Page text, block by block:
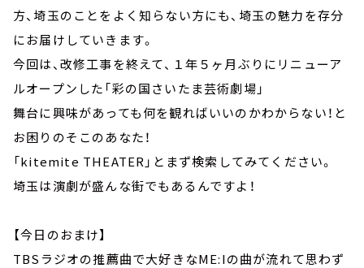
方、埼玉のことをよく知らない方にも、埼玉の魅力を存分
にお届けしていきます。
今回は、改修工事を終えて、１年５ヶ月ぶりにリニューア
ルオープンした「彩の国さいたま芸術劇場」
舞台に興味があっても何を観ればいいのかわからない！と
お困りのそこのあなた！
「kitemite THEATER」とまず検索してみてください。
埼玉は演劇が盛んな街でもあるんですよ！
【今日のおまけ】
TBSラジオの推薦曲で大好きなME:Iの曲が流れて思わず